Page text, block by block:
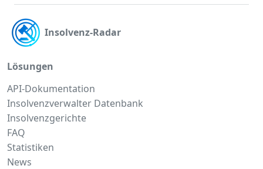
Insolvenz-Radar
Lösungen
API-Dokumentation
Insolvenzverwalter Datenbank
Insolvenzgerichte
FAQ
Statistiken
News